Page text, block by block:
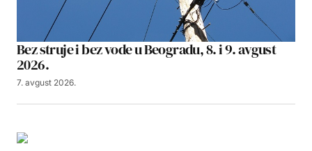
Bez struje i bez vode u Beogradu, 8. i 9. avgust
2026.
7. avgust 2026.